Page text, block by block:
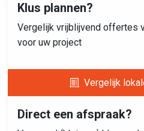
Klus plannen?
Vergelijk vrijblijvend offertes
voor uw project
Vergelijk
Direct een afspraak?